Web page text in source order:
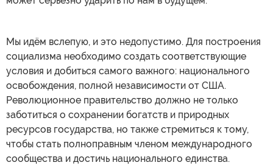
Мы идём вслепую, и это недопустимо. Для построения
социализма необходимо создать соответствующие
условия и добиться самого важного: национального
освобождения, полной независимости от США.
Революционное правительство должно не только
заботиться о сохранении богатств и природных
ресурсов государства, но также стремиться к тому,
чтобы стать полноправным членом международного
сообщества и достичь национального единства.